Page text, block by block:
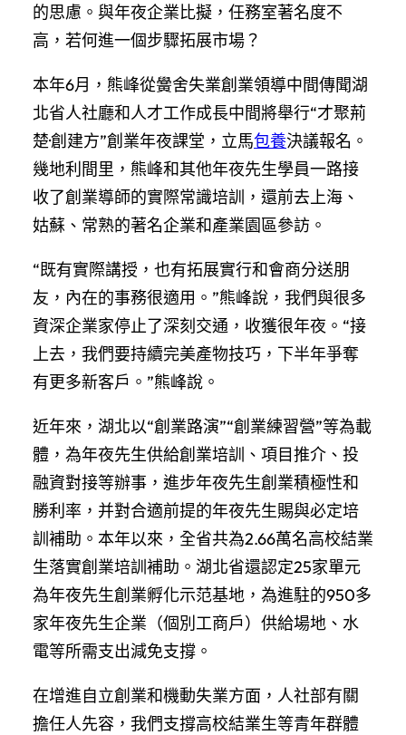
的思慮。與年夜企業比擬，任務室著名度不
高，若何進一個步驟拓展市場？
本年6月，熊峰從黌舍失業創業領導中間傳聞湖
北省人社廳和人才工作成長中間將舉行“才聚荊
楚·創建方”創業年夜課堂，立馬包養決議報名。
幾地利間里，熊峰和其他年夜先生學員一路接
收了創業導師的實際常識培訓，還前去上海、
姑蘇、常熟的著名企業和產業園區參訪。
“既有實際講授，也有拓展實行和會商分送朋
友，內在的事務很適用。”熊峰說，我們與很多
資深企業家停止了深刻交通，收獲很年夜。“接
上去，我們要持續完美產物技巧，下半年爭奪
有更多新客戶。”熊峰說。
近年來，湖北以“創業路演”“創業練習營”等為載
體，為年夜先生供給創業培訓、項目推介、投
融資對接等辦事，進步年夜先生創業積極性和
勝利率，并對合適前提的年夜先生賜與必定培
訓補助。本年以來，全省共為2.66萬名高校結業
生落實創業培訓補助。湖北省還認定25家單元
為年夜先生創業孵化示范基地，為進駐的950多
家年夜先生企業（個別工商戶）供給場地、水
電等所需支出減免支撐。
在增進自立創業和機動失業方面，人社部有關
擔任人先容，我們支撐高校結業生等青年群體